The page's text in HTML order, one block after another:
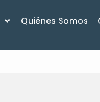
Quiénes Somos